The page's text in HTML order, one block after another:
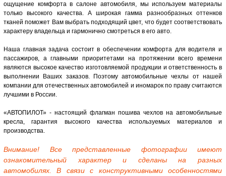
ощущение комфорта в салоне автомобиля, мы используем материалы
только высокого качества. А широкая гамма разнообразных оттенков
тканей поможет Вам выбрать подходящий цвет, что будет соответствовать
характеру владельца и гармонично смотреться в его авто.
Наша главная задача состоит в обеспечении комфорта для водителя и
пассажиров, а главными приоритетами на протяжении всего времени
являются высокое качество изготовляемой продукции и ответственность в
выполнении Ваших заказов. Поэтому автомобильные чехлы от нашей
компании для отечественных автомобилей и иномарок по праву считаются
лучшими в России.
«АВТОПИЛОТ» - настоящий флагман пошива чехлов на автомобильные
кресла, гарантия высокого качества используемых материалов и
производства.
Внимание! Все представленные фотографии имеют
ознакомительный характер и сделаны на разных
автомобилях. В связи с конструктивными особенностями